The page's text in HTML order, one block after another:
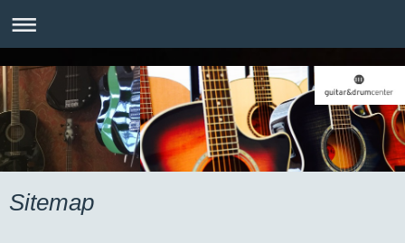
Sitemap